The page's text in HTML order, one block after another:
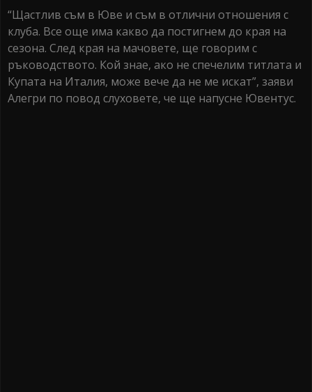
“Щастлив съм в Юве и съм в отлични отношения с
клуба. Все още има какво да постигнем до края на
сезона. След края на мачовете, ще говорим с
ръководството. Кой знае, ако не спечелим титлата и
Купата на Италия, може вече да не ме искат”, заяви
Алегри по повод слуховете, че ще напусне Ювентус.